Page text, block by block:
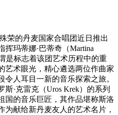
荣的丹麦国家合唱团近日推出
玛蒂娜·巴蒂奇（Martina
是标志着该团艺术历程中的重
艺术眼光，精心遴选两位作曲家
人耳目一新的音乐探索之旅。
·克雷克（Uros Krek）的系列
国的音乐巨匠，其作品堪称斯洛
为献给新丹麦友人的艺术名片，